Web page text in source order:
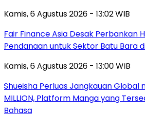
Kamis, 6 Agustus 2026 - 13:02 WIB
Fair Finance Asia Desak Perbankan
Pendanaan untuk Sektor Batu Bara
Kamis, 6 Agustus 2026 - 13:00 WIB
Shueisha Perluas Jangkauan Global
MILLION, Platform Manga yang
Bahasa